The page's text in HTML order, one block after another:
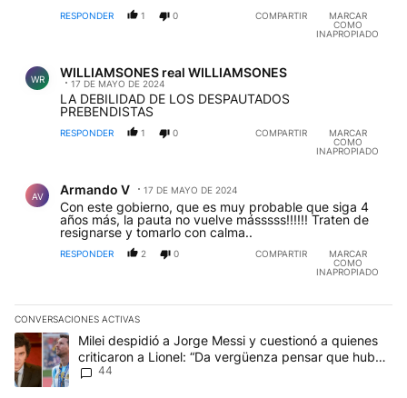
RESPONDER 1 0 COMPARTIR
MARCAR
COMO
INAPROPIADO
WR WILLIAMSONES real WILLIAMSONES
17 DE MAYO DE 2024
LA DEBILIDAD DE LOS DESPAUTADOS
PREBENDISTAS
RESPONDER 1 0 COMPARTIR
MARCAR
COMO
INAPROPIADO
AV Armando V 17 DE MAYO DE 2024
Con este gobierno, que es muy probable que siga 4
años más, la pauta no vuelve másssss!!!!!! Traten de
resignarse y tomarlo con calma..
RESPONDER 2 0 COMPARTIR
MARCAR
COMO
INAPROPIADO
CONVERSACIONES ACTIVAS
Este listado muestra los artículos con más comentarios en los
Un artículo de tendencia con el título "Milei despidió a Jorge
Milei despidió a Jorge Messi y cuestionó a quienes
criticaron a Lionel: “Da vergüenza pensar que hubo
anti-Messi”
44